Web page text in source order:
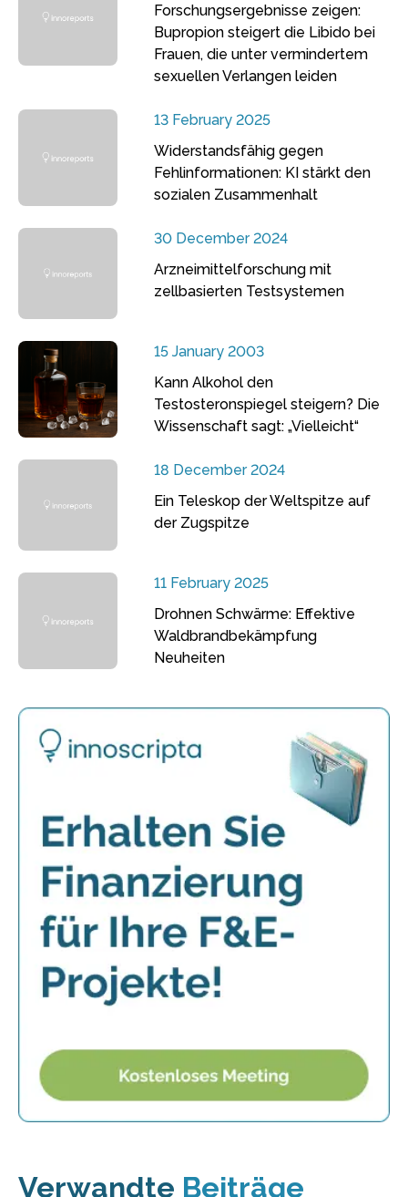
Forschungsergebnisse zeigen:
Bupropion steigert die Libido bei
Frauen, die unter vermindertem
sexuellen Verlangen leiden
13 February 2025
Widerstandsfähig gegen
Fehlinformationen: KI stärkt den
sozialen Zusammenhalt
30 December 2024
Arzneimittelforschung mit
zellbasierten Testsystemen
15 January 2003
Kann Alkohol den
Testosteronspiegel steigern? Die
Wissenschaft sagt: „Vielleicht“
18 December 2024
Ein Teleskop der Weltspitze auf
der Zugspitze
11 February 2025
Drohnen Schwärme: Effektive
Waldbrandbekämpfung
Neuheiten
Verwandte Beiträge